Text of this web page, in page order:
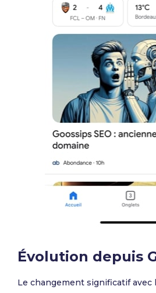
Évolution depuis
Le changement significatif avec